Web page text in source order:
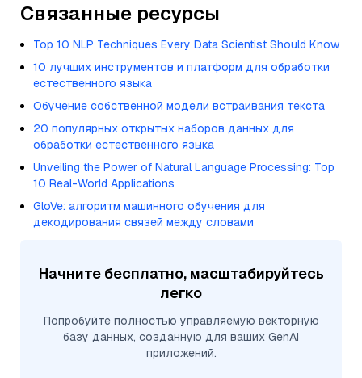
Связанные ресурсы
Top 10 NLP Techniques Every Data Scientist Should Know
10 лучших инструментов и платформ для обработки
естественного языка
Обучение собственной модели встраивания текста
20 популярных открытых наборов данных для
обработки естественного языка
Unveiling the Power of Natural Language Processing: Top
10 Real-World Applications
GloVe: алгоритм машинного обучения для
декодирования связей между словами
Начните бесплатно, масштабируйтесь
легко
Попробуйте полностью управляемую векторную
базу данных, созданную для ваших GenAI
приложений.